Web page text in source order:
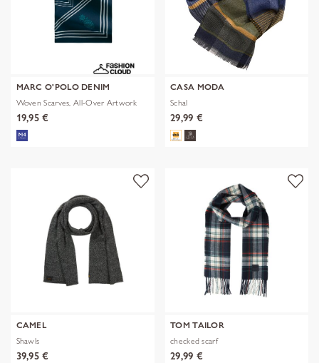
MARC O'POLO DENIM
Woven Scarves, All-Over Artwork
19,95 €
CASA MODA
Schal
29,99 €
CAMEL
Shawls
39,95 €
TOM TAILOR
checked scarf
29,99 €